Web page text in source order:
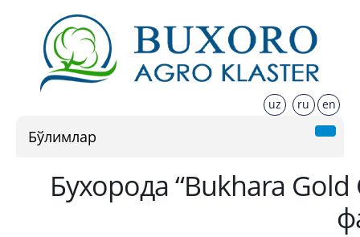
uz ru en
Бўлимлар
Бухорода “Bukhara